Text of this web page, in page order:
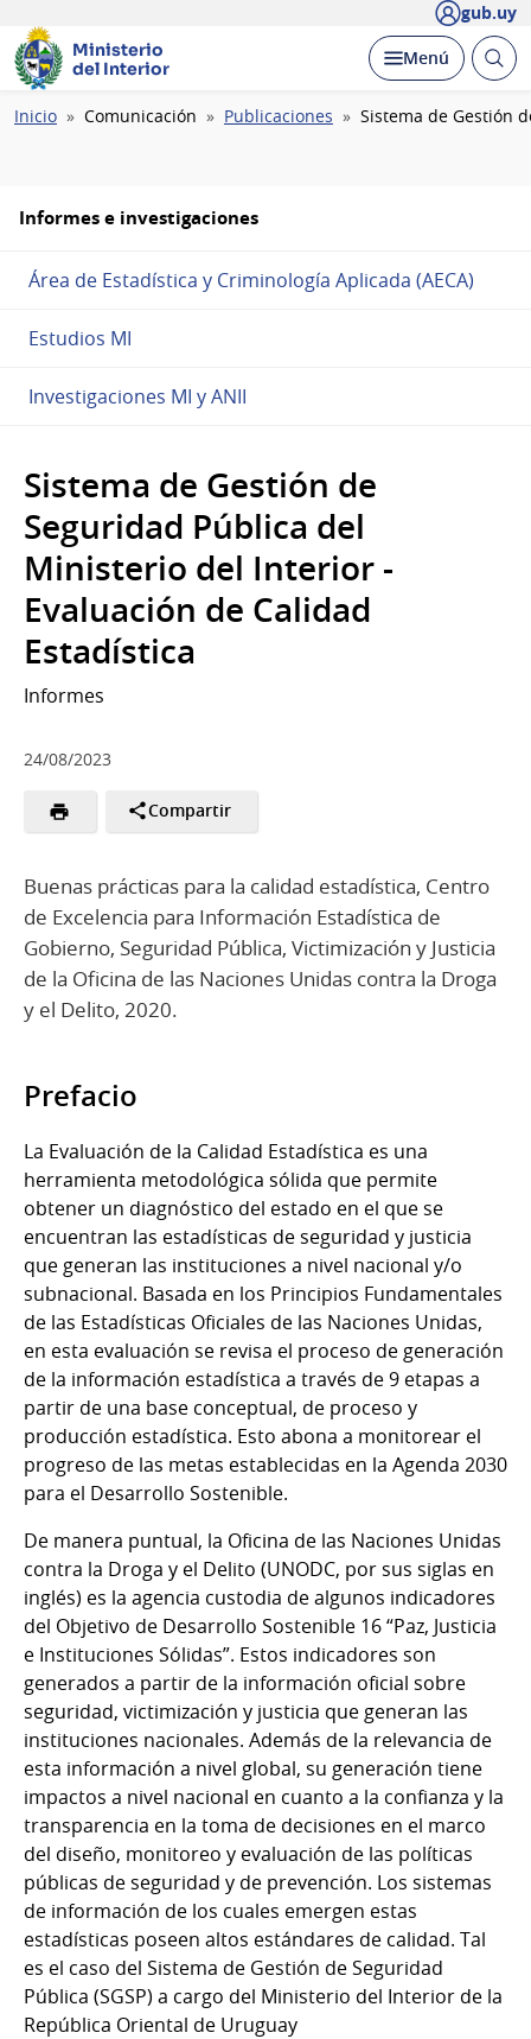
gub.uy
Ministerio
del Interior
Desplegar
Menú Abrir
Ruta
Inicio Comunicación Publicaciones Sistema de Gestión
Informes e investigaciones
Área de Estadística y Criminología Aplicada (AECA)
Estudios MI
Investigaciones MI y ANII
Sistema de Gestión de
Seguridad Pública del
Ministerio del Interior -
Evaluación de Calidad
Estadística
Informes
24/08/2023
Compartir
Buenas prácticas para la calidad estadística, Centro
de Excelencia para Información Estadística de
Gobierno, Seguridad Pública, Victimización y Justicia
de la Oficina de las Naciones Unidas contra la Droga
y el Delito, 2020.
Prefacio
La Evaluación de la Calidad Estadística es una
herramienta metodológica sólida que permite
obtener un diagnóstico del estado en el que se
encuentran las estadísticas de seguridad y justicia
que generan las instituciones a nivel nacional y/o
subnacional. Basada en los Principios Fundamentales
de las Estadísticas Oficiales de las Naciones Unidas,
en esta evaluación se revisa el proceso de generación
de la información estadística a través de 9 etapas a
partir de una base conceptual, de proceso y
producción estadística. Esto abona a monitorear el
progreso de las metas establecidas en la Agenda 2030
para el Desarrollo Sostenible.
De manera puntual, la Oficina de las Naciones Unidas
contra la Droga y el Delito (UNODC, por sus siglas en
inglés) es la agencia custodia de algunos indicadores
del Objetivo de Desarrollo Sostenible 16 “Paz, Justicia
e Instituciones Sólidas”. Estos indicadores son
generados a partir de la información oficial sobre
seguridad, victimización y justicia que generan las
instituciones nacionales. Además de la relevancia de
esta información a nivel global, su generación tiene
impactos a nivel nacional en cuanto a la confianza y la
transparencia en la toma de decisiones en el marco
del diseño, monitoreo y evaluación de las políticas
públicas de seguridad y de prevención. Los sistemas
de información de los cuales emergen estas
estadísticas poseen altos estándares de calidad. Tal
es el caso del Sistema de Gestión de Seguridad
Pública (SGSP) a cargo del Ministerio del Interior de la
República Oriental de Uruguay